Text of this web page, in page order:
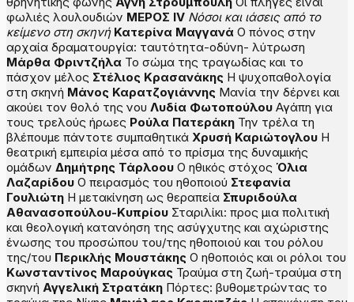
φωλιές λουλουδιών ΜΕΡΟΣ ΙV Νόσοι και ιάσεις από το
κείμενο στη σκηνή Κατερίνα Μαγγανά Ο πόνος στην
αρχαία δραματουργία: ταυτότητα-οδύνη- λύτρωση
Μάρθα Φριντζήλα Το σώμα της τραγωδίας και το
πάσχον μέλος Στέλιος Κρασανάκης Η ψυχοπαθολογία
στη σκηνή Μάνος Καρατζογιάννης Μανία την δέρνει και
ακούει τον θολό της νου Λυδία Φωτοπούλου Αγάπη για
τους τρελούς ήρωες Ρούλα Πατεράκη Την τρέλα τη
βλέπουμε πάντοτε συμπαθητικά Χρυσή Καριώτογλου Η
θεατρική εμπειρία μέσα από το πρίσμα της δυναμικής
ομάδων Δημήτρης Τάρλοου Ο ηθικός στόχος Όλια
Λαζαρίδου Ο πειρασμός του ηθοποιού Στεφανία
Γουλιώτη Η μετακίνηση ως θεραπεία Σπυριδούλα
Αθανασοπούλου-Κυπρίου Σταριλίκι: προς μια πολιτική
και θεολογική κατανόηση της ασύγχυτης και αχώριστης
ένωσης του προσώπου του/της ηθοποιού και του ρόλου
της/του Περικλής Μουστάκης Ο ηθοποιός και οι ρόλοι του
Κωνσταντίνος Μαρούγκας Τραύμα στη ζωή-τραύμα στη
σκηνή Αγγελική Στρατάκη Πόρτες: βυθομετρώντας το